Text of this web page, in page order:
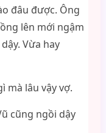
đâu được. Ông
lên mới ngậm
Vừa hay
mà lâu vậy vợ.
cũng ngồi dậy